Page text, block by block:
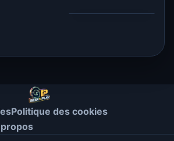
Politique des cookies